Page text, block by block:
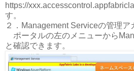
https://
す。
２．Management Serviceの管理ア
ポータルの左のメニューから
と確認できます。